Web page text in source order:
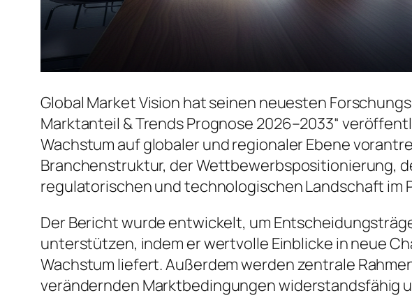
Global Market Vision hat seinen neuesten
Marktanteil & Trends Prognose 2026–2033“
Wachstum auf globaler und regionaler Ebene
Branchenstruktur, der Wettbewerbspositionierung,
regulatorischen und technologischen Landschaft im
Der Bericht wurde entwickelt, um
unterstützen, indem er wertvolle Einblicke in neue
Wachstum liefert. Außerdem werden zentrale
verändernden Marktbedingungen widerstandsfähig